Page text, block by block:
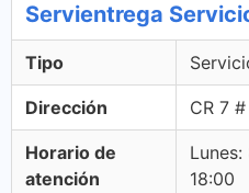
Servientrega
Tipo
Dirección CR 7
Horario de
atención
18:00